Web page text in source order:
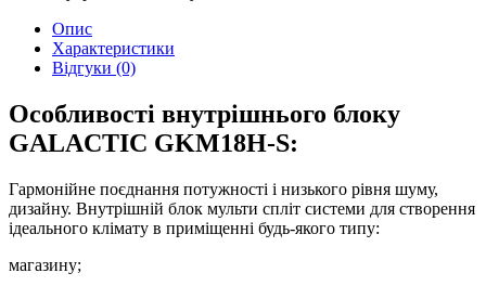
Опис
Характеристики
Відгуки (0)
Особливості внутрішнього блоку
GALACTIC GKM18H-S:
Гармонійне поєднання потужності і низького рівня шуму,
дизайну. Внутрішній блок мульти спліт системи для створення
ідеального клімату в приміщенні будь-якого типу:
магазину;